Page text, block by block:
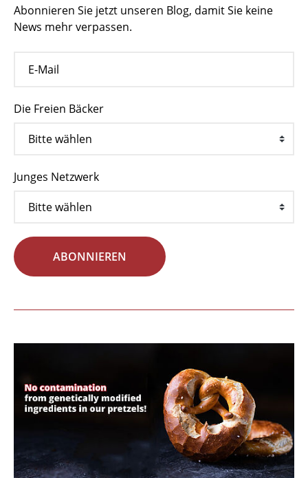
Abonnieren Sie jetzt unseren Blog, damit Sie keine
News mehr verpassen.
Die Freien Bäcker
Junges Netzwerk
ABONNIEREN